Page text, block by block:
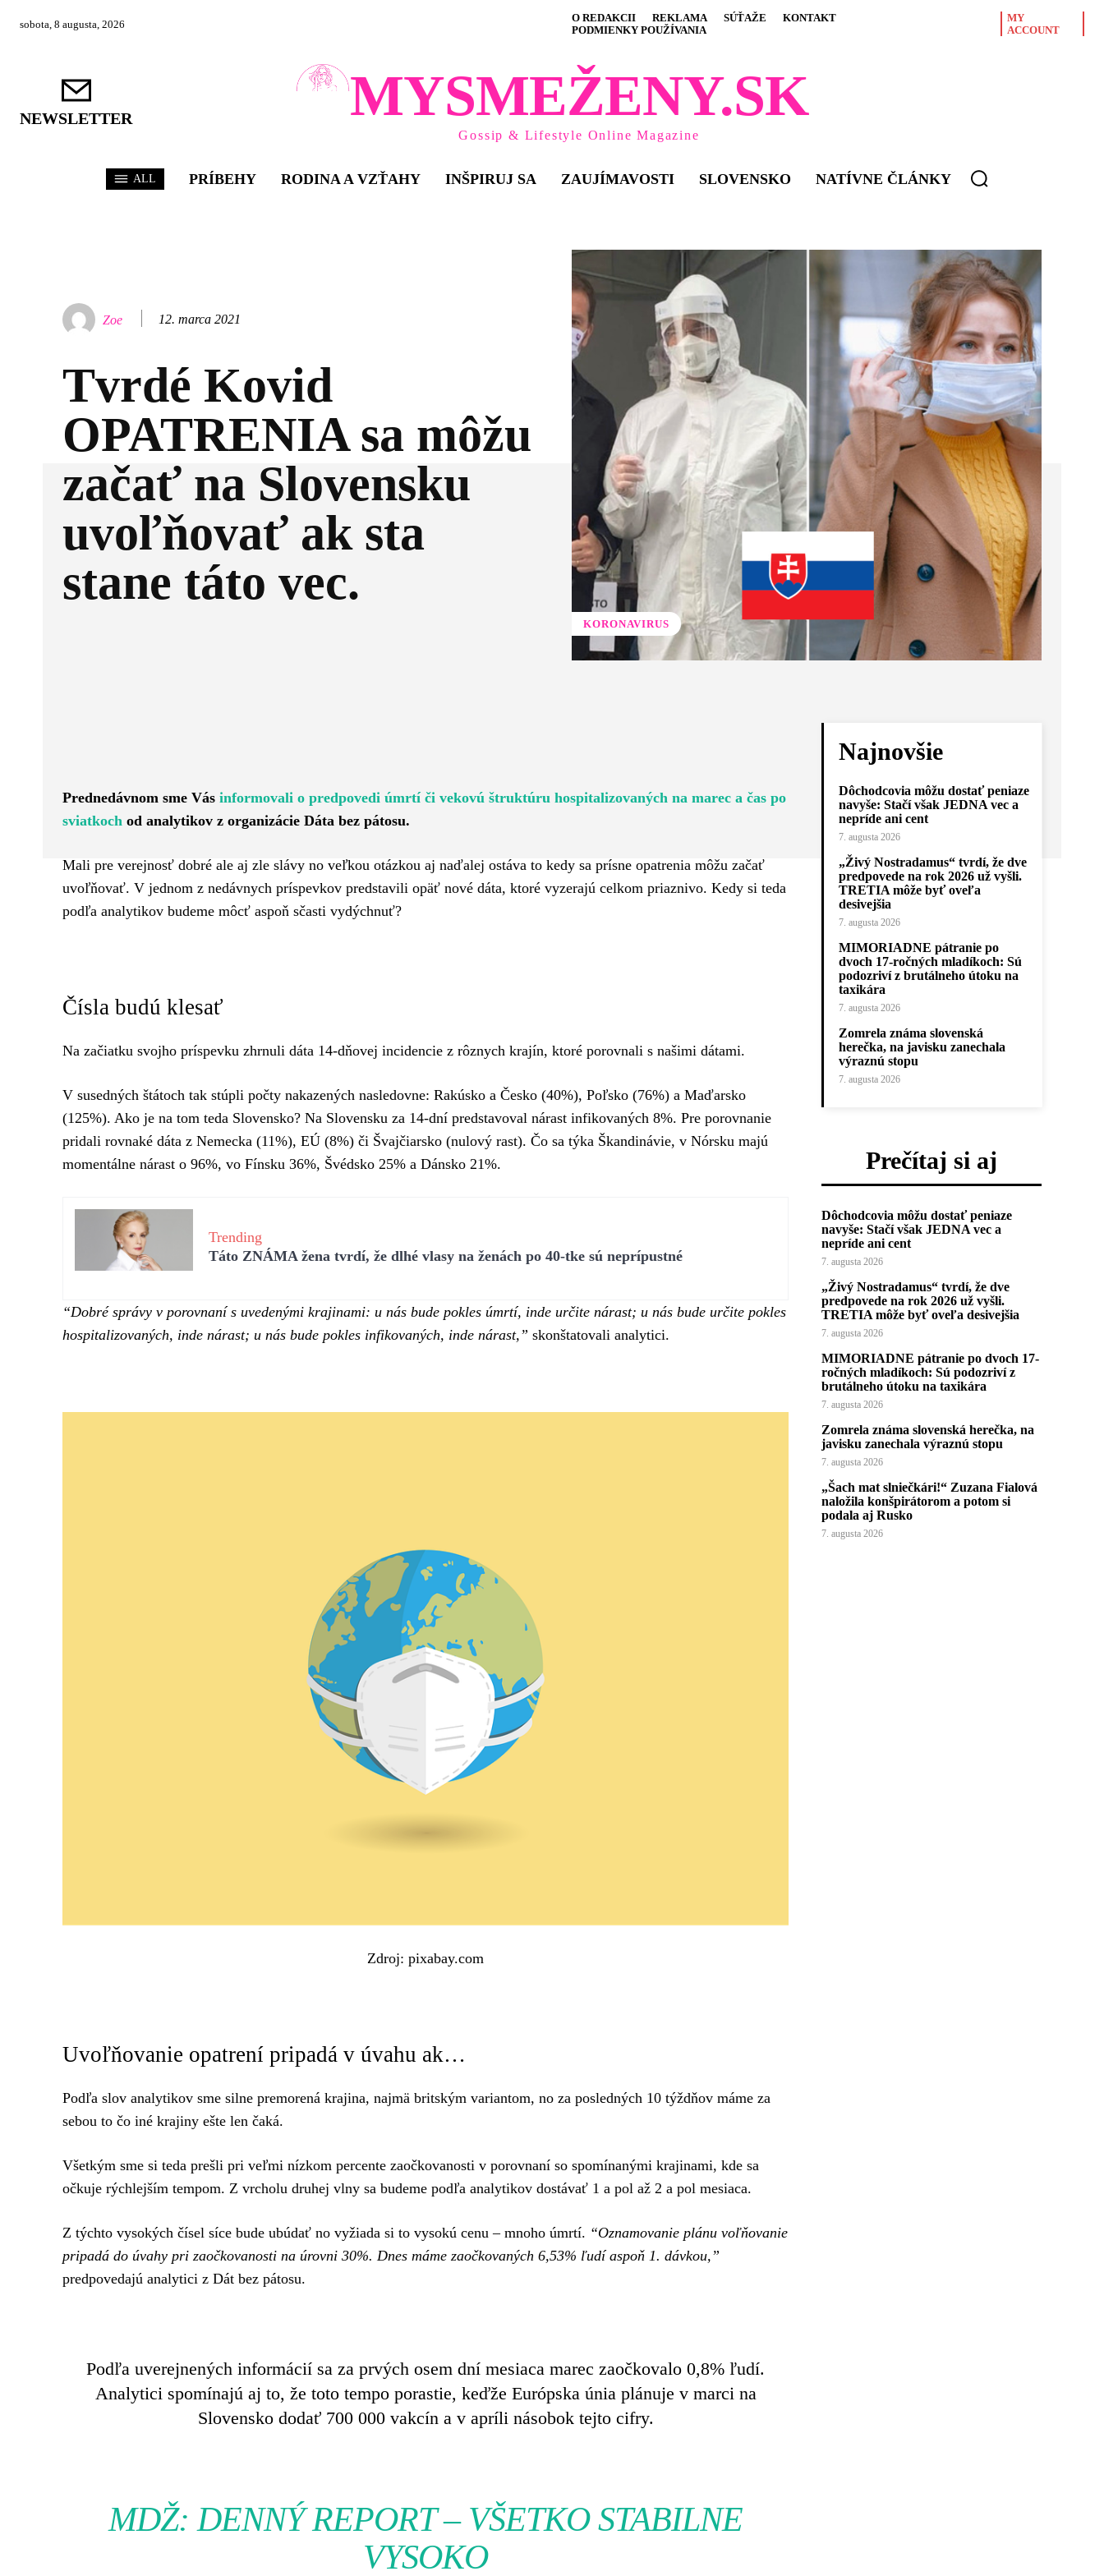
sobota, 8 augusta, 2026 O REDAKCII REKLAMA SÚŤAŽE
KONTAKT
PODMIENKY POUŽÍVANIA
MY
ACCOUNT
NEWSLETTER MYSMEŽENY.SK
Gossip & Lifestyle Online Magazine
ALL PRÍBEHY RODINA A VZŤAHY INŠPIRUJ SA ZAUJÍMAVOSTI SLOVENSKO NATÍVNE ČLÁNKY
Zoe 12. marca 2021
Tvrdé Kovid
OPATRENIA sa môžu
začať na Slovensku
uvoľňovať ak sta
stane táto vec.
KORONAVIRUS
Prednedávnom sme Vás informovali o predpovedi úmrtí či vekovú štruktúru hospitalizovaných na marec a čas po
sviatkoch od analytikov z organizácie Dáta bez pátosu.
Mali pre verejnosť dobré ale aj zle slávy no veľkou otázkou aj naďalej ostáva to kedy sa prísne opatrenia môžu začať
uvoľňovať. V jednom z nedávnych príspevkov predstavili opäť nové dáta, ktoré vyzerajú celkom priaznivo. Kedy si teda
podľa analytikov budeme môcť aspoň sčasti vydýchnuť?
Čísla budú klesať
Na začiatku svojho príspevku zhrnuli dáta 14-dňovej incidencie z rôznych krajín, ktoré porovnali s našimi dátami.
V susedných štátoch tak stúpli počty nakazených nasledovne: Rakúsko a Česko (40%), Poľsko (76%) a Maďarsko
(125%). Ako je na tom teda Slovensko? Na Slovensku za 14-dní predstavoval nárast infikovaných 8%. Pre porovnanie
pridali rovnaké dáta z Nemecka (11%), EÚ (8%) či Švajčiarsko (nulový rast). Čo sa týka Škandinávie, v Nórsku majú
momentálne nárast o 96%, vo Fínsku 36%, Švédsko 25% a Dánsko 21%.
Trending
Táto ZNÁMA žena tvrdí, že dlhé vlasy na ženách po 40-tke sú neprípustné
“Dobré správy v porovnaní s uvedenými krajinami: u nás bude pokles úmrtí, inde určite nárast; u nás bude určite pokles
hospitalizovaných, inde nárast; u nás bude pokles infikovaných, inde nárast,” skonštatovali analytici.
Zdroj: pixabay.com
Uvoľňovanie opatrení pripadá v úvahu ak…
Podľa slov analytikov sme silne premorená krajina, najmä britským variantom, no za posledných 10 týždňov máme za
sebou to čo iné krajiny ešte len čaká.
Všetkým sme si teda prešli pri veľmi nízkom percente zaočkovanosti v porovnaní so spomínanými krajinami, kde sa
očkuje rýchlejším tempom. Z vrcholu druhej vlny sa budeme podľa analytikov dostávať 1 a pol až 2 a pol mesiaca.
Z týchto vysokých čísel síce bude ubúdať no vyžiada si to vysokú cenu – mnoho úmrtí. “Oznamovanie plánu voľňovanie
pripadá do úvahy pri zaočkovanosti na úrovni 30%. Dnes máme zaočkovaných 6,53% ľudí aspoň 1. dávkou,”
predpovedajú analytici z Dát bez pátosu.
Podľa uverejnených informácií sa za prvých osem dní mesiaca marec zaočkovalo 0,8% ľudí.
Analytici spomínajú aj to, že toto tempo porastie, keďže Európska únia plánuje v marci na
Slovensko dodať 700 000 vakcín a v apríli násobok tejto cifry.
MDŽ: DENNÝ REPORT – VŠETKO STABILNE
VYSOKO
Najnovšie
Dôchodcovia môžu dostať peniaze
navyše: Stačí však JEDNA vec a
nepríde ani cent
7. augusta 2026
„Živý Nostradamus“ tvrdí, že dve
predpovede na rok 2026 už vyšli.
TRETIA môže byť oveľa
desivejšia
7. augusta 2026
MIMORIADNE pátranie po
dvoch 17-ročných mladíkoch: Sú
podozriví z brutálneho útoku na
taxikára
7. augusta 2026
Zomrela známa slovenská
herečka, na javisku zanechala
výraznú stopu
7. augusta 2026
Prečítaj si aj
Dôchodcovia môžu dostať peniaze
navyše: Stačí však JEDNA vec a
nepríde ani cent
7. augusta 2026
„Živý Nostradamus“ tvrdí, že dve
predpovede na rok 2026 už vyšli.
TRETIA môže byť oveľa desivejšia
7. augusta 2026
MIMORIADNE pátranie po dvoch 17-
ročných mladíkoch: Sú podozriví z
brutálneho útoku na taxikára
7. augusta 2026
Zomrela známa slovenská herečka, na
javisku zanechala výraznú stopu
7. augusta 2026
„Šach mat slniečkári!“ Zuzana Fialová
naložila konšpirátorom a potom si
podala aj Rusko
7. augusta 2026